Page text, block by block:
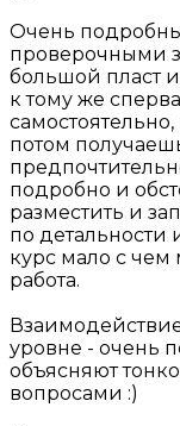
Очень
проверочными
большой пласт
к тому же
потом
подробно и
разместить и
по детальности
курс мало с чем
работа.
уровне - очень
объясняют
вопросами :)